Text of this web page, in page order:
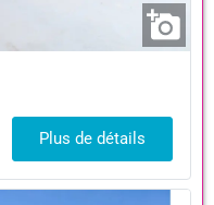
Plus de détails